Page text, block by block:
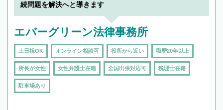
続問題を解決へと導きます
エバーグリーン法律事務所
土日祝OK オンライン相談可 役所から近い 職歴20年以上
所長が女性 女性弁護士在籍 全国出張対応可 税理士在籍
駐車場あり